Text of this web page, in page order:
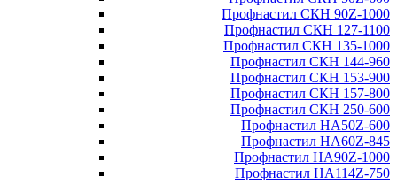
Профнастил СКН 90Z-1000
Профнастил СКН 127-1100
Профнастил СКН 135-1000
Профнастил СКН 144-960
Профнастил СКН 153-900
Профнастил СКН 157-800
Профнастил СКН 250-600
Профнастил НА50Z-600
Профнастил НА60Z-845
Профнастил НА90Z-1000
Профнастил НА114Z-750